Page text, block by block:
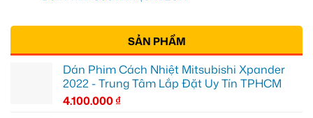
SẢN PHẨM
Dán Phim Cách Nhiệt Mitsubishi Xpander
2022 - Trung Tâm Lắp Đặt Uy Tín TPHCM
4.100.000₫